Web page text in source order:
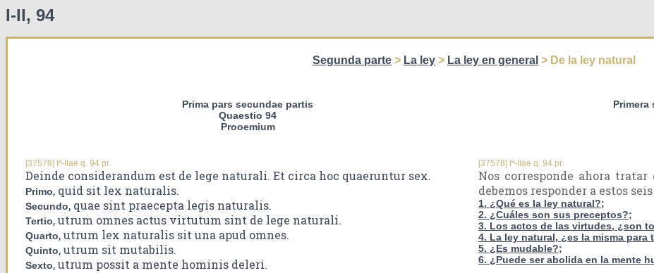
I-II, 94
Segunda parte > La ley > La ley en general > De la ley natural
Prima pars secundae partis
Quaestio 94
Prooemium
[37578] Iª-IIae q. 94 pr.
Deinde considerandum est de lege naturali. Et circa hoc quaeruntur sex.
Primo, quid sit lex naturalis.
Secundo, quae sint praecepta legis naturalis.
Tertio, utrum omnes actus virtutum sint de lege naturali.
Quarto, utrum lex naturalis sit una apud omnes.
Quinto, utrum sit mutabilis.
Sexto, utrum possit a mente hominis deleri.
Primera
[37578] Iª-IIae q. 94 pr.
Nos corresponde ahora
debemos responder a estos
1. ¿Qué es la ley natural?;
2. ¿Cuáles son sus preceptos?;
3. Los actos de las virtudes, ¿son
4. La ley natural, ¿es la misma
5. ¿Es mudable?;
6. ¿Puede ser abolida en la mente